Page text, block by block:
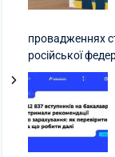
провадженнях
російської